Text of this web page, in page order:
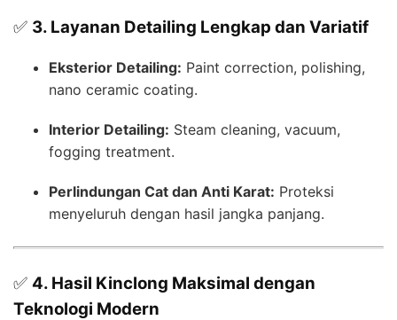
✅ 3. Layanan Detailing Lengkap dan Variatif
Eksterior Detailing: Paint correction, polishing,
nano ceramic coating.
Interior Detailing: Steam cleaning, vacuum,
fogging treatment.
Perlindungan Cat dan Anti Karat: Proteksi
menyeluruh dengan hasil jangka panjang.
✅ 4. Hasil Kinclong Maksimal dengan
Teknologi Modern